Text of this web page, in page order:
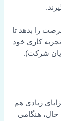
را بدهد تا
کاری خود
شرکت).
زیادی هم
حال، هنگامی